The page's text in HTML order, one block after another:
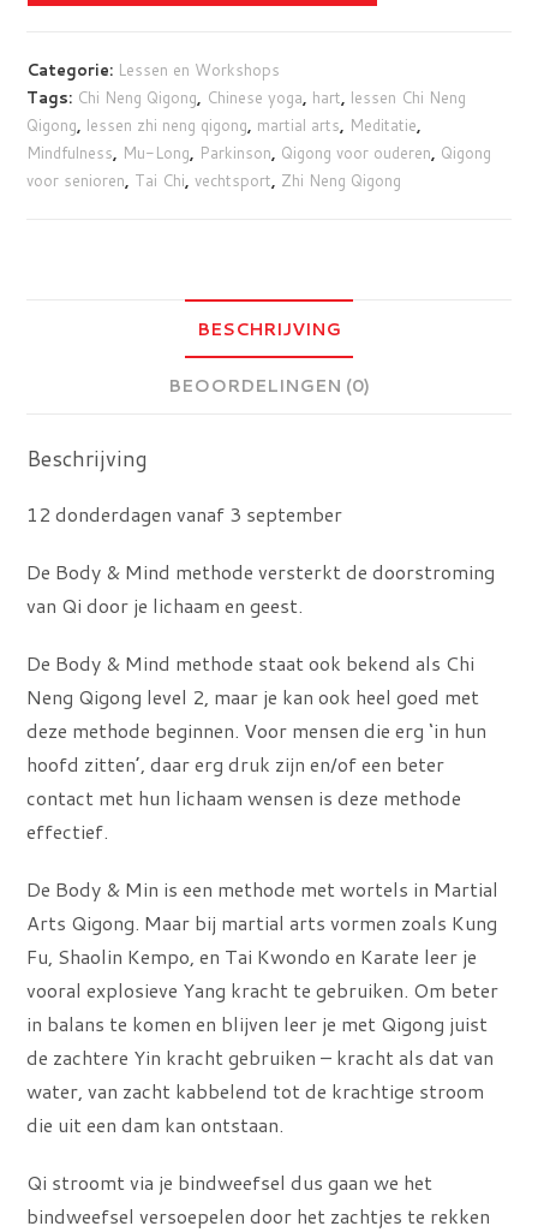
Mind
donderdagavond
vanaf
3
september
aantal
Categorie: Lessen en Workshops
Tags: Chi Neng Qigong, Chinese yoga, hart, lessen Chi Neng
Qigong, lessen zhi neng qigong, martial arts, Meditatie,
Mindfulness, Mu-Long, Parkinson, Qigong voor ouderen, Qigong
voor senioren, Tai Chi,vechtsport, Zhi Neng Qigong
BESCHRIJVING
BEOORDELINGEN (0)
Beschrijving
12 donderdagen vanaf 3 september
De Body & Mind methode versterkt de doorstroming
van Qi door je lichaam en geest.
De Body & Mind methode staat ook bekend als Chi
Neng Qigong level 2, maar je kan ook heel goed met
deze methode beginnen. Voor mensen die erg ‘in hun
hoofd zitten’, daar erg druk zijn en/of een beter
contact met hun lichaam wensen is deze methode
effectief.
De Body & Min is een methode met wortels in Martial
Arts Qigong. Maar bij martial arts vormen zoals Kung
Fu, Shaolin Kempo, en Tai Kwondo en Karate leer je
vooral explosieve Yang kracht te gebruiken. Om beter
in balans te komen en blijven leer je met Qigong juist
de zachtere Yin kracht gebruiken – kracht als dat van
water, van zacht kabbelend tot de krachtige stroom
die uit een dam kan ontstaan.
Qi stroomt via je bindweefsel dus gaan we het
bindweefsel versoepelen door het zachtjes te rekken